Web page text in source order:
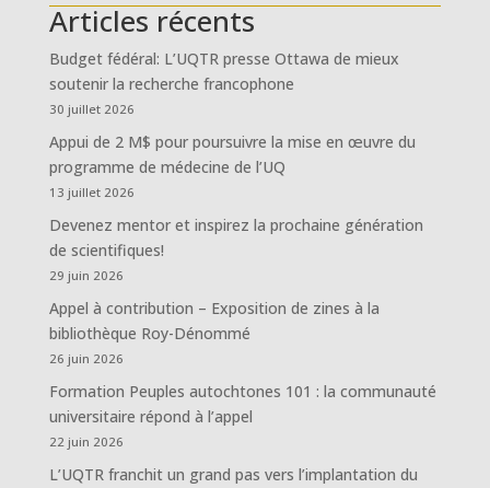
Articles récents
Budget fédéral: L’UQTR presse Ottawa de mieux
soutenir la recherche francophone
30 juillet 2026
Appui de 2 M$ pour poursuivre la mise en œuvre du
programme de médecine de l’UQ
13 juillet 2026
Devenez mentor et inspirez la prochaine génération
de scientifiques!
29 juin 2026
Appel à contribution – Exposition de zines à la
bibliothèque Roy-Dénommé
26 juin 2026
Formation Peuples autochtones 101 : la communauté
universitaire répond à l’appel
22 juin 2026
L’UQTR franchit un grand pas vers l’implantation du